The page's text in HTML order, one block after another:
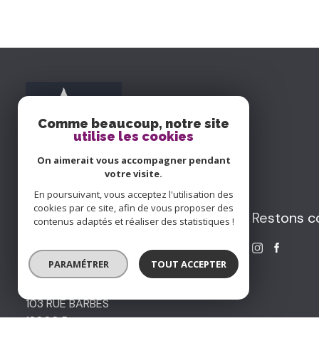
Aguilar & Cruzel
02 85 29 15 60
103 RUE BARBES
18000 Bourges
Restons
Comme beaucoup, notre site
utilise les cookies
On aimerait vous accompagner pendant
votre visite.
En poursuivant, vous acceptez l'utilisation des
cookies par ce site, afin de vous proposer des
contenus adaptés et réaliser des statistiques !
PARAMÉTRER TOUT ACCEPTER